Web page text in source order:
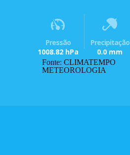
Pressão
1008.82 hPa
Precipitação
0.0 mm
Fonte: CLIMATEMPO
METEOROLOGIA